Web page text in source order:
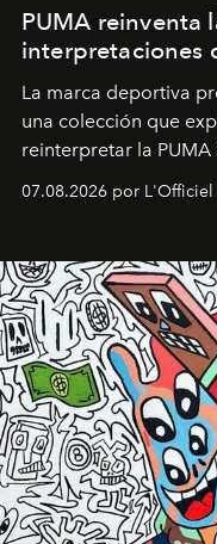
PUMA reinventa
interpretaciones
La marca deportiva
una colección que
reinterpretar la PUMA
deportiva hasta una
diseño y el universo
07.08.2026 por